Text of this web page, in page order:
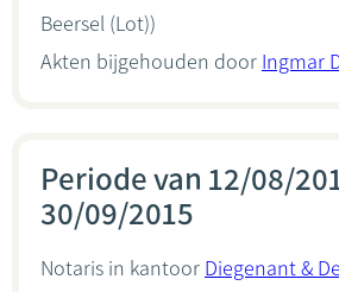
Beersel (Lot))
Akten bijgehouden door Ingmar
Periode van 12/08/
30/09/2015
Notaris in kantoor Diegenant &